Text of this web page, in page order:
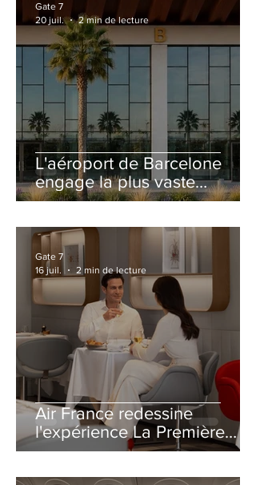
L'aéroport de Barcelone
engage la plus vaste
rénovation de son Terminal
Gate 7
20 juil.
2 min de lecture
Air France redessine
l'expérience La Première
avec un salon entièrement
Gate 7
16 juil.
2 min de lecture